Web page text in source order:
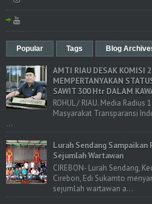
Popular Tags Blog
AMTI RIAU DESAK KOMISI
MEMPERTANYAKAN
SAWIT 300 Htr DALAM
ROHUL / RIAU. Media
Masyarakat Transparansi
...
Lurah Sendang
Sejumlah Wartawan
CIREBON- Lurah Sendang,
Cirebon, Edi Sukamto
sejumlah wartawan a...